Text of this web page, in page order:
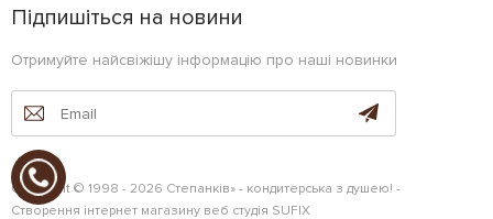
Підпишіться на новини
Отримуйте найсвіжішу інформацію про наші новинки
Copyright © 1998 - 2026 Степанків» - кондитерська з душею! -
Створення інтернет магазину веб студія SUFIX